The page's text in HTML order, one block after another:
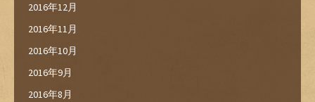
2016年12月
2016年11月
2016年10月
2016年9月
2016年8月